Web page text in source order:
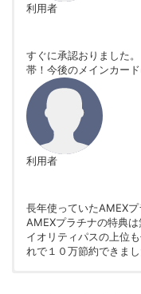
利用者
すぐに承認おりました
帯！今後のメインカード
利用者
長年使っていたAMEXプ
AMEXプラチナの特典
イオリティパスの上位
れで１０万節約できまし